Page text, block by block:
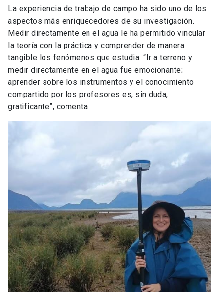
La experiencia de trabajo de campo ha sido uno de los
aspectos más enriquecedores de su investigación.
Medir directamente en el agua le ha permitido vincular
la teoría con la práctica y comprender de manera
tangible los fenómenos que estudia: “Ir a terreno y
medir directamente en el agua fue emocionante;
aprender sobre los instrumentos y el conocimiento
compartido por los profesores es, sin duda,
gratificante”, comenta.